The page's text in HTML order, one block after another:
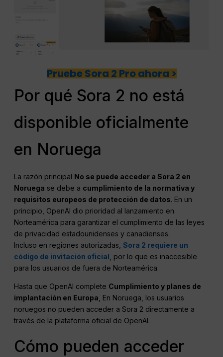
Pruebe Sora 2 Pro ahora >
Por qué Sora 2 no está
disponible oficialmente
en Noruega
La razón principal No se puede acceder a Sora 2 en
Noruega se debe a cumplimiento de la normativa y
requisitos europeos de protección de datos. En un
principio, OpenAI dio prioridad al lanzamiento en
Norteamérica para garantizar el cumplimiento de las leyes
de privacidad estadounidenses y canadienses.
Incluso en regiones autorizadas,Sora 2 requiere un
código de invitación oficial , por lo que es inaccesible
para los usuarios de fuera de Norteamérica.
Hasta que OpenAI complete Cumplimiento y planes de
implantación en Europa , En Noruega, los usuarios
noruegos no pueden acceder a Sora 2 directamente a
través de la plataforma oficial de OpenAI.
Cómo pueden acceder